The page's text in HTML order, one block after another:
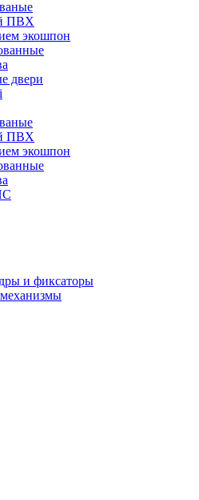
ПВХ
экошпон
двери
ПВХ
экошпон
и фиксаторы